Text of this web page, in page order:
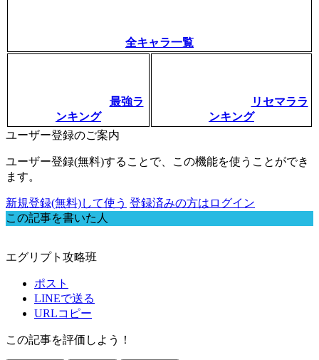
全キャラ一覧
最強ラ
ンキング
リセマララ
ンキング
ユーザー登録のご案内
ユーザー登録(無料)することで、この機能を使うことができ
ます。
新規登録(無料)して使う 登録済みの方はログイン
この記事を書いた人
エグリプト攻略班
ポスト
LINEで送る
URLコピー
この記事を評価しよう！